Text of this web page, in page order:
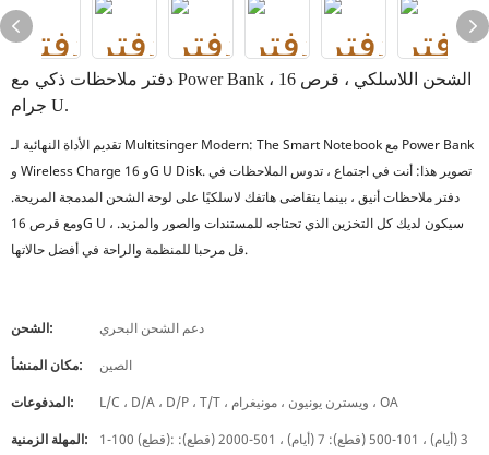
دفتر ملاحظات ذكي مع Power Bank ، الشحن اللاسلكي ، قرص 16
جرام U.
تقديم الأداة النهائية لـ Multitsinger Modern: The Smart Notebook مع Power Bank
و Wireless Charge و 16G U Disk. تصوير هذا: أنت في اجتماع ، تدوس الملاحظات في
دفتر ملاحظات أنيق ، بينما يتقاضى هاتفك لاسلكيًا على لوحة الشحن المدمجة المريحة.
ومع قرص 16G U ، سيكون لديك كل التخزين الذي تحتاجه للمستندات والصور والمزيد.
قل مرحبا للمنظمة والراحة في أفضل حالاتها.
الشحن:
دعم الشحن البحري
مكان المنشأ:
الصين
المدفوعات:
L/C ، D/A ، D/P ، T/T ، ويسترن يونيون ، مونيغرام ، OA
المهلة الزمنية:
1-100 (قطع): 3 (أيام) ، 101-500 (قطع): 7 (أيام) ، 501-2000 (قطع):